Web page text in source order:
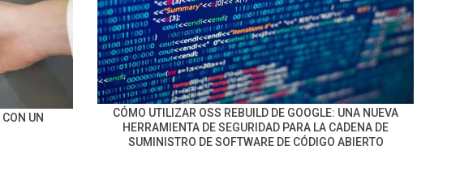
UN
CÓMO UTILIZAR OSS REBUILD DE GOOGLE: UNA NUEVA
HERRAMIENTA DE SEGURIDAD PARA LA CADENA DE
SUMINISTRO DE SOFTWARE DE CÓDIGO ABIERTO